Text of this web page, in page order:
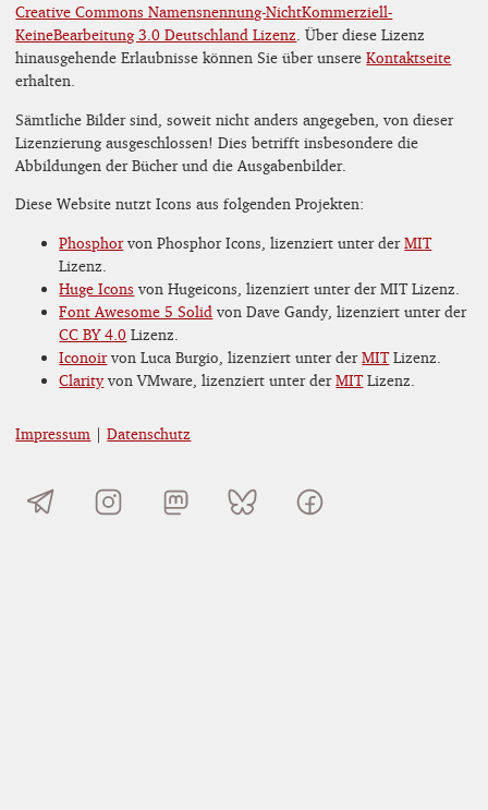
Creative Commons Namensnennung-NichtKommerziell-
KeineBearbeitung 3.0 Deutschland Lizenz . Über diese Lizenz
hinausgehende Erlaubnisse können Sie über unsereKontaktseite
erhalten.
Sämtliche Bilder sind, soweit nicht anders angegeben, von dieser
Lizenzierung ausgeschlossen! Dies betrifft insbesondere die
Abbildungen der Bücher und die Ausgabenbilder.
Diese Website nutzt Icons aus folgenden Projekten:
Phosphorvon Phosphor Icons, lizenziert unter derMIT
Lizenz.
Huge Icons von Hugeicons, lizenziert unter der MIT Lizenz.
Font Awesome 5 Solid von Dave Gandy, lizenziert unter der
CC BY 4.0 Lizenz.
Iconoirvon Luca Burgio, lizenziert unter derMITLizenz.
Clarityvon VMware, lizenziert unter derMITLizenz.
Impressum |Datenschutz